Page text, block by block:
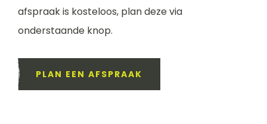
afspraak is kosteloos, plan deze via
onderstaande knop.
PLAN EEN AFSPRAAK